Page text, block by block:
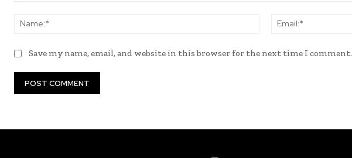
Name:*
Save my name, email, and website in this browser for the next time I comment.